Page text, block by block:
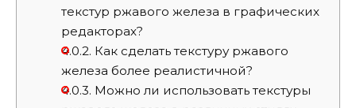
текстур ржавого железа в графических
редакторах?
4.0.2. Как сделать текстуру ржавого
железа более реалистичной?
4.0.3. Можно ли использовать текстуры